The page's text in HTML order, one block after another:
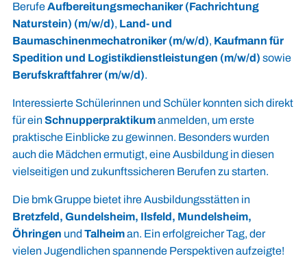
BerufeAufbereitungsmechaniker (Fachrichtung
Naturstein) (m/w/d), Land- und
Baumaschinenmechatroniker (m/w/d), Kaufmann für
Spedition und Logistikdienstleistungen (m/w/d) sowie
Berufskraftfahrer (m/w/d).
Interessierte Schülerinnen und Schüler konnten sich direkt
für ein Schnupperpraktikumanmelden, um erste
praktische Einblicke zu gewinnen. Besonders wurden
auch die Mädchen ermutigt, eine Ausbildung in diesen
vielseitigen und zukunftssicheren Berufen zu starten.
Die bmk Gruppe bietet ihre Ausbildungsstätten in
Bretzfeld, Gundelsheim, Ilsfeld, Mundelsheim,
Öhringen und Talheiman. Ein erfolgreicher Tag, der
vielen Jugendlichen spannende Perspektiven aufzeigte!